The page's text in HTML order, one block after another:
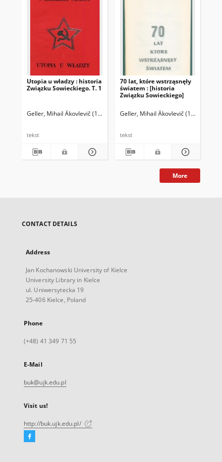
Utopia u władzy : historia
Związku Sowieckiego. T. 1
Geller, Mihail Âkovlevič (1922-1997) Mietkowski, Andrzej (1956- ). Tł.
tekst
70 lat, które wstrząsnęły
światem : [historia
Związku Sowieckiego]
Geller, Mihail Âkovlevič (1922-1997)
tekst
More
CONTACT DETAILS
Address
Jan Kochanowski University of Kielce
University Library in Kielce
ul. Uniwersytecka 19
25-406 Kielce, Poland
Phone
(+48) 41 349 71 55
E-Mail
buk@ujk.edu.pl
Visit us!
http://buk.ujk.edu.pl/
Facebook